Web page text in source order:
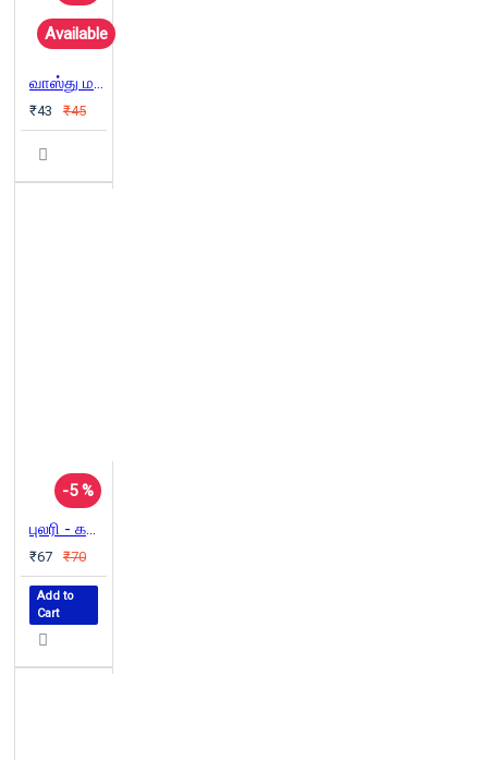
Available
வாஸ்து மனையடி சாஸ்திரம்
₹43 ₹45
-5 %
புலரி - கல்யாண்ஜியின் முதல் கவிதைத் தொகுப்பு 1981
₹67 ₹70
Add to
Cart